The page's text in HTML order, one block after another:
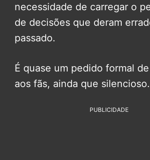
necessidade de carregar o
de decisões que deram
passado.
É quase um pedido formal
aos fãs, ainda que silencioso.
PUBLICIDADE